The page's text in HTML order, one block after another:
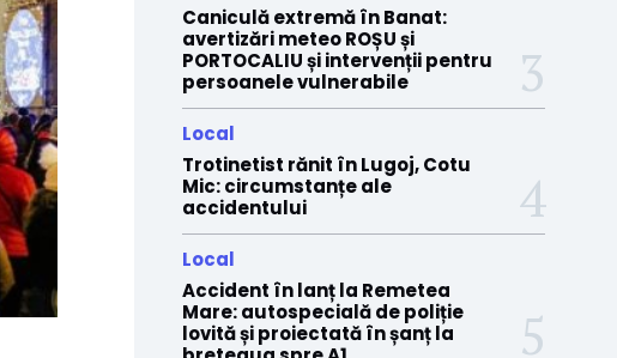
Caniculă extremă în Banat:
avertizări meteo ROȘU și
PORTOCALIU și intervenții pentru
persoanele vulnerabile
Local
Trotinetist rănit în Lugoj, Cotu
Mic: circumstanțe ale
accidentului
Local
Accident în lanț la Remetea
Mare: autospecială de poliție
lovită și proiectată în șanț la